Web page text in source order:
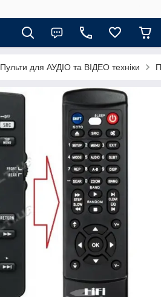
Пульти для АУДІО та ВІДЕО техніки